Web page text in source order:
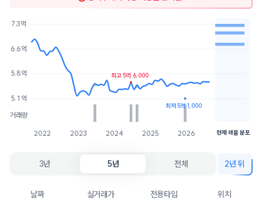
2022 2023 2024 2025 2026
거래량
5.1억
5.8억
6.6억
7.3억
최고 5억 6,000
최저 5억 1,000
6.7억
1개
현재 매물 분포
3년 5년 전체 2년 뒤
날짜 실거래가 전용타입 위치